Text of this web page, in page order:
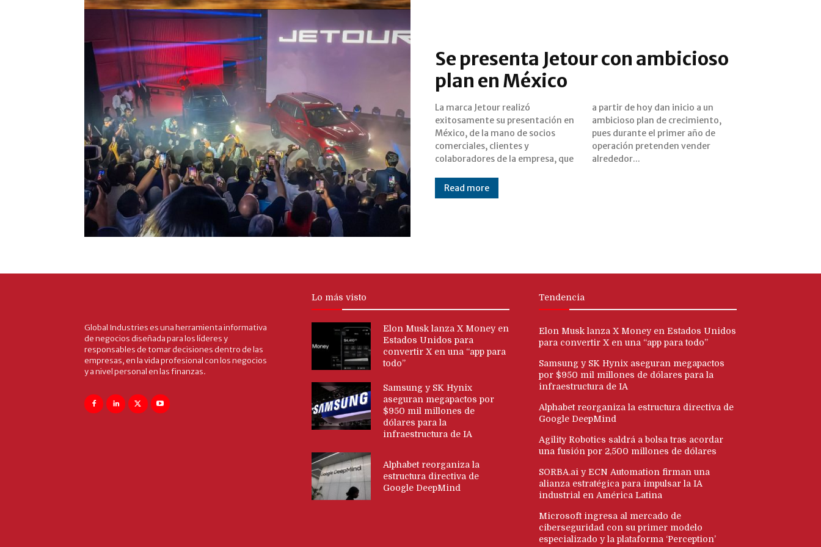
Se presenta Jetour con ambicioso
plan en México
La marca Jetour realizó
exitosamente su presentación en
México, de la mano de socios
comerciales, clientes y
colaboradores de la empresa, que
a partir de hoy dan inicio a un
ambicioso plan de crecimiento,
pues durante el primer año de
operación pretenden vender
alrededor...
Read more
Global Industries es una herramienta informativa
de negocios diseñada para los líderes y
responsables de tomar decisiones dentro de las
empresas, en la vida profesional con los negocios
y a nivel personal en las finanzas.
Lo más visto
Elon Musk lanza X Money en
Estados Unidos para
convertir X en una “app para
todo”
Samsung y SK Hynix
aseguran megapactos por
$950 mil millones de
dólares para la
infraestructura de IA
Alphabet reorganiza la
estructura directiva de
Google DeepMind
Tendencia
Elon Musk lanza X Money en Estados Unidos
para convertir X en una “app para todo”
Samsung y SK Hynix aseguran megapactos
por $950 mil millones de dólares para la
infraestructura de IA
Alphabet reorganiza la estructura directiva de
Google DeepMind
Agility Robotics saldrá a bolsa tras acordar
una fusión por 2,500 millones de dólares
SORBA.ai y ECN Automation firman una
alianza estratégica para impulsar la IA
industrial en América Latina
Microsoft ingresa al mercado de
ciberseguridad con su primer modelo
especializado y la plataforma ‘Perception’